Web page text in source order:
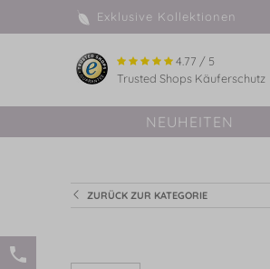
Exklusive Kollektionen
4.77 / 5
Trusted Shops Käuferschutz
NEUHEITEN
ZURÜCK ZUR KATEGORIE